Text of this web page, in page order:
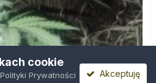
cookie
Prywatności
Akceptuję